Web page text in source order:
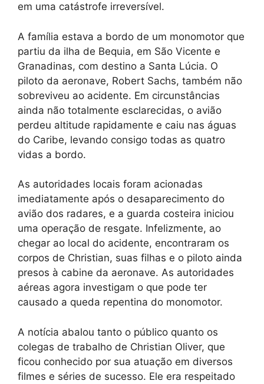
em uma catástrofe irreversível.
A família estava a bordo de um monomotor que
partiu da ilha de Bequia, em São Vicente e
Granadinas, com destino a Santa Lúcia. O
piloto da aeronave, Robert Sachs, também não
sobreviveu ao acidente. Em circunstâncias
ainda não totalmente esclarecidas, o avião
perdeu altitude rapidamente e caiu nas águas
do Caribe, levando consigo todas as quatro
vidas a bordo.
As autoridades locais foram acionadas
imediatamente após o desaparecimento do
avião dos radares, e a guarda costeira iniciou
uma operação de resgate. Infelizmente, ao
chegar ao local do acidente, encontraram os
corpos de Christian, suas filhas e o piloto ainda
presos à cabine da aeronave. As autoridades
aéreas agora investigam o que pode ter
causado a queda repentina do monomotor.
A notícia abalou tanto o público quanto os
colegas de trabalho de Christian Oliver, que
ficou conhecido por sua atuação em diversos
filmes e séries de sucesso. Ele era respeitado